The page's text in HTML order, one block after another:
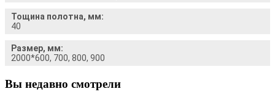
Тощина полотна, мм:
40
Размер, мм:
2000*600, 700, 800, 900
Вы недавно смотрели